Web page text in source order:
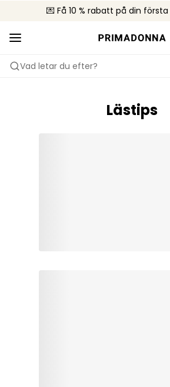
💌 Få 10 % rabatt på din
🚚 Fri leverans vid köp
📦 Kostnadsfria
Vad letar du efter?
Lästips